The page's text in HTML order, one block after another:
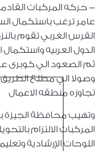
- حركه المركبات
عامر ترغب باستكمال
القرس الغربي تقوم
الدول العربيه
ثم الصعود الي كوبرى
وصولا الي مطلع
تجاوزه منطقه الاعمال
وتهيب محافظة الجيزة
المركبات الالتزام
اللوحات الإرشادية